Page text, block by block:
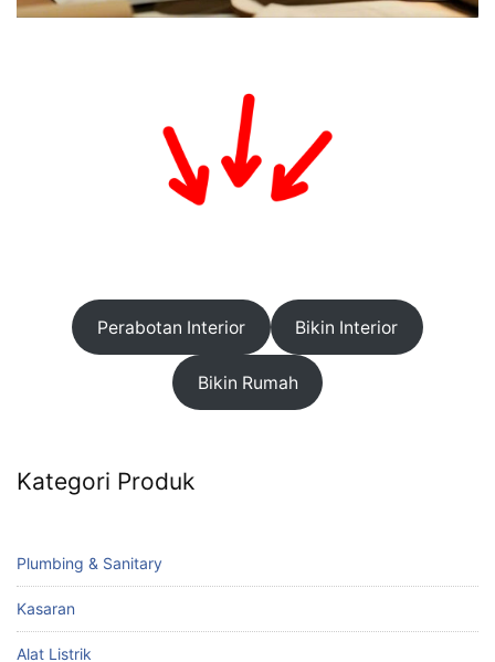
Perabotan Interior Bikin Interior
Bikin Rumah
Kategori Produk
Plumbing & Sanitary
Kasaran
Alat Listrik